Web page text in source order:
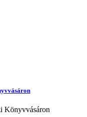
Könyvvásáron